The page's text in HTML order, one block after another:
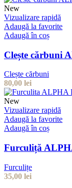
New
Vizualizare rapidă
Adaugă la favorite
Adaugă în coș
Clește cărbuni
Clește cărbuni
80,00 lei
New
Vizualizare rapidă
Adaugă la favorite
Adaugă în coș
Furculiță
Furculițe
35,00 lei